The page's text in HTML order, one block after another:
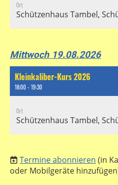
Ort
Schützenhaus Tambel,
Mittwoch 19.08.2026
Kleinkaliber-Kurs 2026
18:00 - 19:30
Ort
Schützenhaus Tambel,
Termine abonnieren (in
oder Mobilgeräte